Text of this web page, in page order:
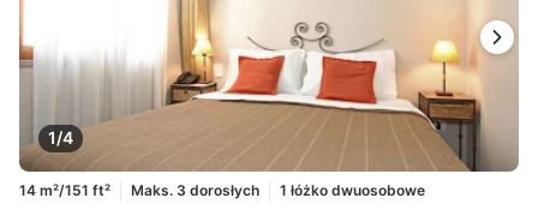
1/4
14 m²/151 ft² Maks. 3 dorosłych
1 łóżko dwuosobowe